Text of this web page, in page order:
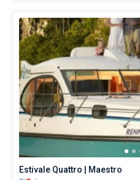
Estivale Quattro | Maestro